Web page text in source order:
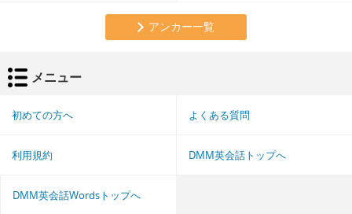
アンカー一覧
メニュー
初めての方へ よくある質問
利用規約 DMM英会話トップへ
DMM英会話Wordsトップへ